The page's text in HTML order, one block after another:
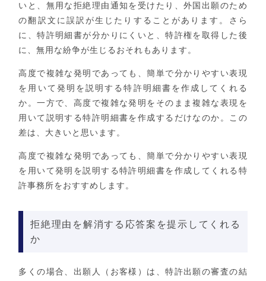
いと、無用な拒絶理由通知を受けたり、外国出願のため
の翻訳文に誤訳が生じたりすることがあります。さら
に、特許明細書が分かりにくいと、特許権を取得した後
に、無用な紛争が生じるおそれもあります。
高度で複雑な発明であっても、簡単で分かりやすい表現
を用いて発明を説明する特許明細書を作成してくれる
か。一方で、高度で複雑な発明をそのまま複雑な表現を
用いて説明する特許明細書を作成するだけなのか。この
差は、大きいと思います。
高度で複雑な発明であっても、簡単で分かりやすい表現
を用いて発明を説明する特許明細書を作成してくれる特
許事務所をおすすめします。
拒絶理由を解消する応答案を提示してくれる
か
多くの場合、出願人（お客様）は、特許出願の審査の結